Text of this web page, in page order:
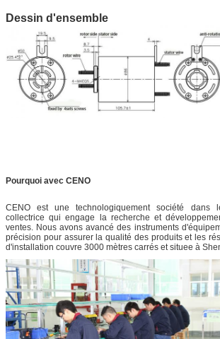
Dessin d'ensemble
Pourquoi avec CENO
CENO est une technologiquement société dans
collectrice qui engage la recherche et
ventes. Nous avons avancé des instruments
précision pour assurer la qualité des produits et les
d'installation couvre 3000 mètres carrés et situee à